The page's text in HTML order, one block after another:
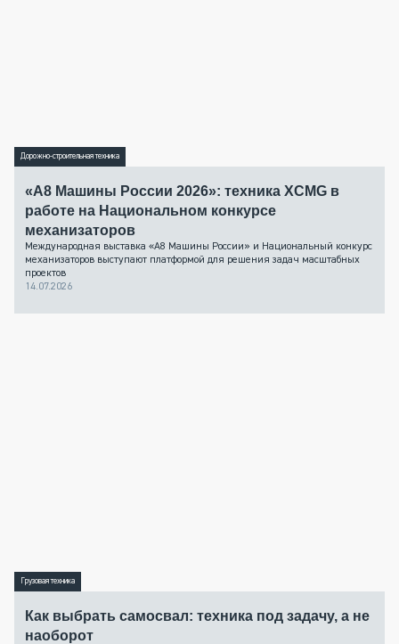
Дорожно-строительная техника
«А8 Машины России 2026»: техника XCMG в
работе на Национальном конкурсе
механизаторов
Международная выставка «А8 Машины России» и Национальный конкурс
механизаторов выступают платформой для решения задач масштабных
проектов
14.07.2026
Грузовая техника
Как выбрать самосвал: техника под задачу, а не
наоборот